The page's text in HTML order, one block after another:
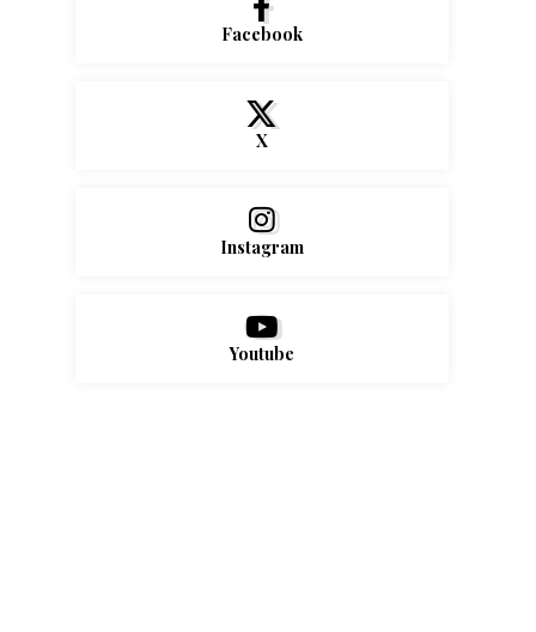
Facebook
X
Instagram
Youtube